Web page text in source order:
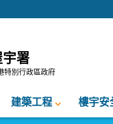
宇署
特別行政區政府
建築工程 樓宇安